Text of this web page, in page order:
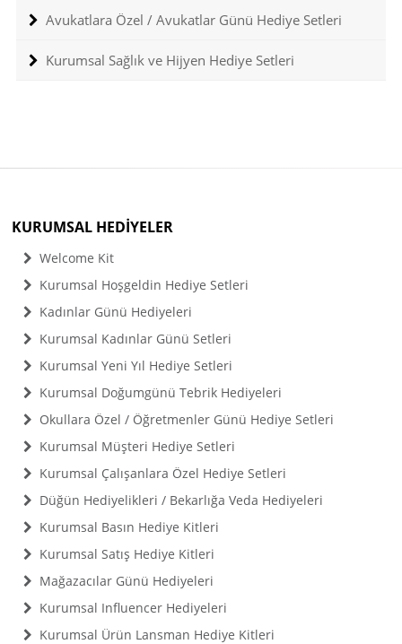
Avukatlara Özel / Avukatlar Günü Hediye Setleri
Kurumsal Sağlık ve Hijyen Hediye Setleri
KURUMSAL HEDİYELER
Welcome Kit
Kurumsal Hoşgeldin Hediye Setleri
Kadınlar Günü Hediyeleri
Kurumsal Kadınlar Günü Setleri
Kurumsal Yeni Yıl Hediye Setleri
Kurumsal Doğumgünü Tebrik Hediyeleri
Okullara Özel / Öğretmenler Günü Hediye Setleri
Kurumsal Müşteri Hediye Setleri
Kurumsal Çalışanlara Özel Hediye Setleri
Düğün Hediyelikleri / Bekarlığa Veda Hediyeleri
Kurumsal Basın Hediye Kitleri
Kurumsal Satış Hediye Kitleri
Mağazacılar Günü Hediyeleri
Kurumsal Influencer Hediyeleri
Kurumsal Ürün Lansman Hediye Kitleri